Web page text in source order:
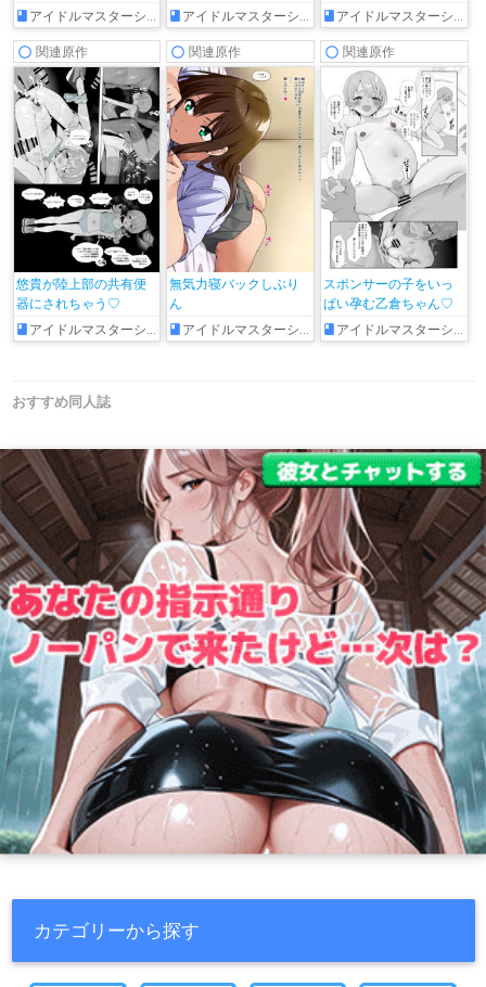
アイドルマスターシンデレラガールズ
持ちよくなっちゃう!!
アイドルマスターシンデレラガールズ
ぶっかけられちゃう♡
アイドルマスターシンデレラガールズ
関連原作
悠貴が陸上部の共有便
器にされちゃう♡
アイドルマスターシンデレラガールズ
関連原作
無気力寝バックしぶり
ん
アイドルマスターシンデレラガールズ
関連原作
スポンサーの子をいっ
ぱい孕む乙倉ちゃん♡
アイドルマスターシンデレラガールズ
おすすめ同人誌
カテゴリーから探す